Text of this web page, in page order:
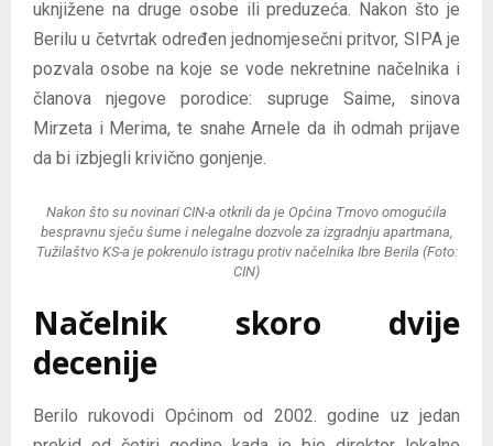
uknjižene na druge osobe ili preduzeća. Nakon što je
Berilu u četvrtak određen jednomjesečni pritvor, SIPA je
pozvala osobe na koje se vode nekretnine načelnika i
članova njegove porodice: supruge Saime, sinova
Mirzeta i Merima, te snahe Arnele da ih odmah prijave
da bi izbjegli krivično gonjenje.
Nakon što su novinari CIN-a otkrili da je Općina Trnovo omogućila
bespravnu sječu šume i nelegalne dozvole za izgradnju apartmana,
Tužilaštvo KS-a je pokrenulo istragu protiv načelnika Ibre Berila (Foto:
CIN)
Načelnik skoro dvije
decenije
Berilo rukovodi Općinom od 2002. godine uz jedan